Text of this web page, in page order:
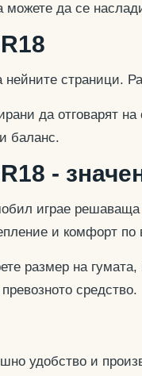
да се
нейните страници.
да отговарят
баланс.
-
играе решаваща
и комфорт
размер на
средство.
удобство и